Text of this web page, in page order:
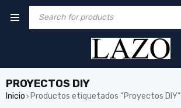
PROYECTOS DIY
Inicio › Productos etiquetados “Proyectos DIY”